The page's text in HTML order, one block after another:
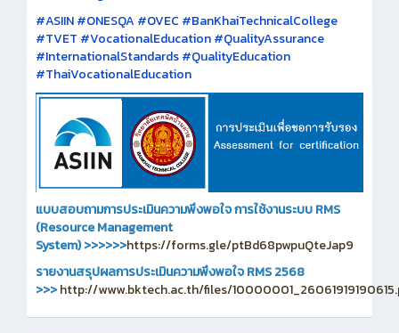
#ASIIN #ONESQA #OVEC #BanKhaiTechnicalCollege
#TVET #VocationalEducation #QualityAssurance
#InternationalStandards #QualityEducation
#ThaiVocationalEducation
แบบสอบถามการประเมินความพึงพอใจ การใช้งานระบบ RMS
(Resource Management
System)>>>>>>https://forms.gle/ptBd68pwpuQteJap9
รายงานสรุปผลการประเมินความพึงพอใจ RMS 2568
>>>http://www.bktech.ac.th/files/